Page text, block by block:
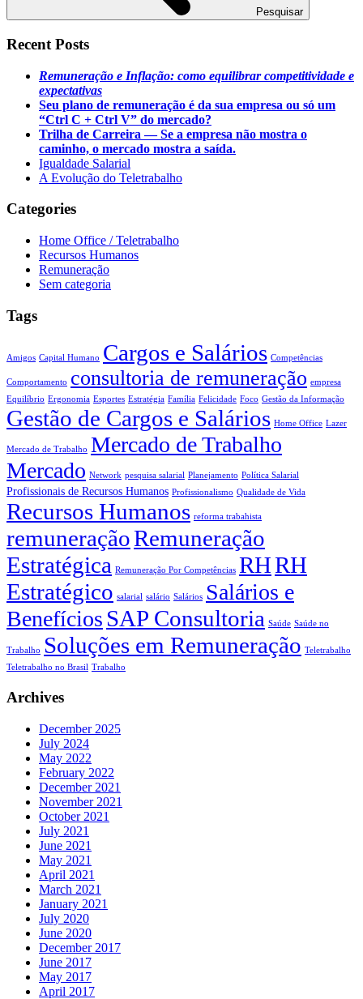
Pesquisar
Recent Posts
Remuneração e Inflação: como equilibrar competitividade e
expectativas
Seu plano de remuneração é da sua empresa ou só um
“Ctrl C + Ctrl V” do mercado?
Trilha de Carreira — Se a empresa não mostra o
caminho, o mercado mostra a saída.
Igualdade Salarial
A Evolução do Teletrabalho
Categories
Home Office / Teletrabalho
Recursos Humanos
Remuneração
Sem categoria
Tags
Amigos Capital Humano Cargos e Salários Competências
Comportamento consultoria de remuneração empresa
Equilíbrio Ergonomia Esportes Estratégia Família Felicidade Foco Gestão da Informação
Gestão de Cargos e Salários Home Office Lazer
Mercado de Trabalho Mercado de Trabalho
Mercado Network pesquisa salarial Planejamento Política Salarial
Profissionais de Recursos Humanos Profissionalismo Qualidade de Vida
Recursos Humanos reforma trabahista
remuneraçãoRemuneração
Estratégica Remuneração Por Competências RHRH
Estratégico salarial salário Salários Salários e
Benefícios SAP Consultoria Saúde Saúde no
Trabalho Soluções em Remuneração Teletrabalho
Teletrabalho no Brasil Trabalho
Archives
December 2025
July 2024
May 2022
February 2022
December 2021
November 2021
October 2021
July 2021
June 2021
May 2021
April 2021
March 2021
January 2021
July 2020
June 2020
December 2017
June 2017
May 2017
April 2017